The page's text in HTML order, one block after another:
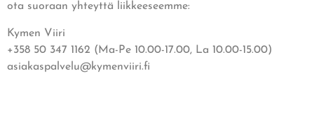
ota suoraan yhteyttä liikkeeseemme:
Kymen Viiri
+358 50 347 1162 (Ma-Pe 10.00-17.00, La 10.00-15.00)
asiakaspalvelu@kymenviiri.fi